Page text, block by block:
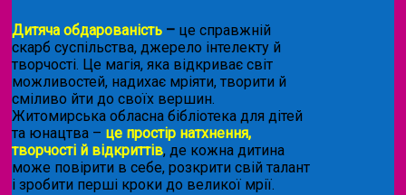
Дитяча обдарованість – це справжній
скарб суспільства, джерело інтелекту й
творчості. Це магія, яка відкриває світ
можливостей, надихає мріяти, творити й
сміливо йти до своїх вершин.
Житомирська обласна бібліотека для дітей
та юнацтва – це простір натхнення,
творчості й відкриттів, де кожна дитина
може повірити в себе, розкрити свій талант
і зробити перші кроки до великої мрії.